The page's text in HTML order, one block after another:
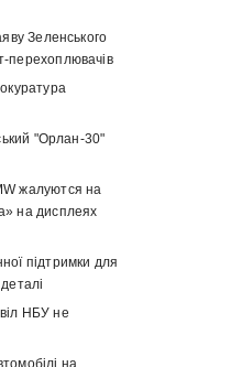
Зеленського
перехоплювачів
"Орлан-30"
жалуются на
на дисплеях
підтримки для
НБУ не
на